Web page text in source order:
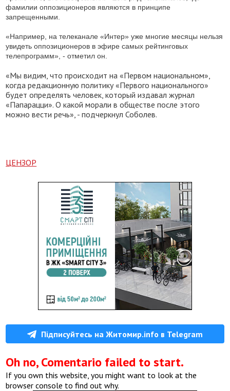
фамилии оппозиционеров являются в принципе
запрещенными.
«Например, на телеканале «Интер» уже многие месяцы нельзя
увидеть оппозиционеров в эфире самых рейтинговых
телепрограмм», - отметил он.
«Мы видим, что происходит на «Первом национальном»,
когда редакционную политику «Первого национального»
будет определять человек, который издавал журнал
«Папарацци». О какой морали в обществе после этого
можно вести речь», - подчеркнул Соболев.
ЦЕНЗОР
Підписуйтесь на Житомир.info в Telegram
Oh no, Comentario failed to start.
If you own this website, you might want to look at the
browser console to find out why.